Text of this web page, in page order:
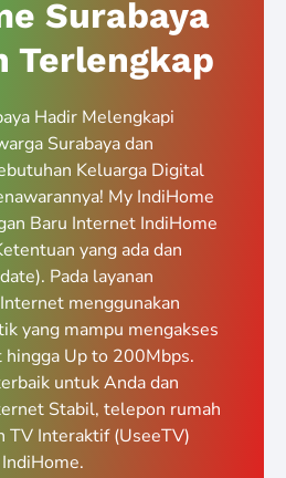
Surabaya
Terlengkap
Hadir Melengkapi
Surabaya dan
Keluarga Digital
My IndiHome
Baru Internet IndiHome
yang ada dan
Pada layanan
menggunakan
yang mampu mengakses
Up to 200Mbps.
untuk Anda dan
Stabil, telepon rumah
TV Interaktif (UseeTV)